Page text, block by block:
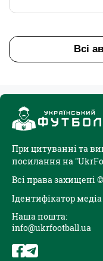
Всі
При цитуванні та
посилання на
Всі права захищені
Ідентифікатор медіа
Наша пошта:
info@ukrfootball.ua